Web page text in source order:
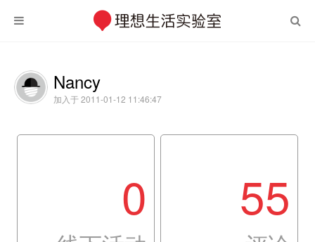
Nancy
加入于 2011-01-12 11:46:47
0 55